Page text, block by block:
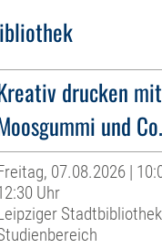
drucken mit
und Co.
07.08.2026 |
Uhr